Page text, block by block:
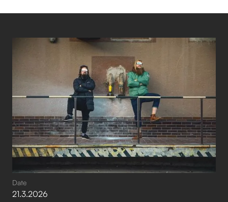
Date
21.3.2026